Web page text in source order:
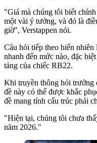
"Giá mà chúng tôi biết
một vài ý tưởng, và đó là
giờ", Verstappen nói.
Câu hỏi tiếp theo hiển
nhanh đến mức nào, đặc
tảng của chiếc RB22.
Khi truyền thông hỏi trưởng
đề này có thể được khắc
đề mang tính cấu trúc phải
"Hiện tại, chúng tôi chưa
năm 2026."